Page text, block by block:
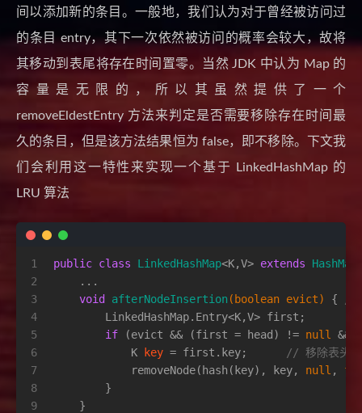
间以添加新的条目。一般地，我们认为对于曾经被访问过
的条目 entry，其下一次依然被访问的概率会较大，故将
其移动到表尾将存在时间置零。当然 JDK 中认为 Map 的
容量是无限的，所以其虽然提供了一个
removeEldestEntry 方法来判定是否需要移除存在时间最
久的条目，但是该方法结果恒为 false，即不移除。下文我
们会利用这一特性来实现一个基于 LinkedHashMap 的
LRU 算法
1
2
3
4
5
6
7
8
9
public class LinkedHashMap<K,V> extends HashMap
    ...
void
afterNodeInsertion ( boolean evict) {
        LinkedHashMap.Entry<K,V> first;
if (evict && (first = head) != null
&&
K
key = first.key;
// 移除表头
            removeNode(hash(key), key,
null ,
        }
    }